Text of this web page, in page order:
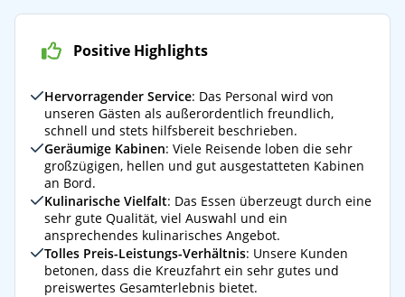
Positive Highlights
Hervorragender Service: Das Personal wird von
unseren Gästen als außerordentlich freundlich,
schnell und stets hilfsbereit beschrieben.
Geräumige Kabinen: Viele Reisende loben die sehr
großzügigen, hellen und gut ausgestatteten Kabinen
an Bord.
Kulinarische Vielfalt: Das Essen überzeugt durch eine
sehr gute Qualität, viel Auswahl und ein
ansprechendes kulinarisches Angebot.
Tolles Preis-Leistungs-Verhältnis: Unsere Kunden
betonen, dass die Kreuzfahrt ein sehr gutes und
preiswertes Gesamterlebnis bietet.